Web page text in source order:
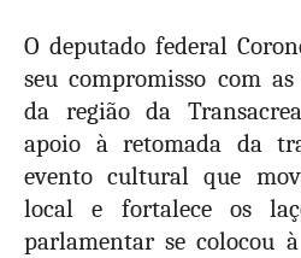
O deputado federal
seu compromisso com
da região da
apoio à retomada da
evento cultural que
local e fortalece os
parlamentar se colocou